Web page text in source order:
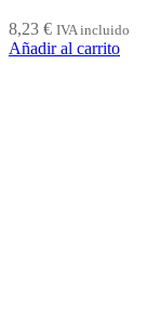
8,23 € IVA incluido
Añadir al carrito